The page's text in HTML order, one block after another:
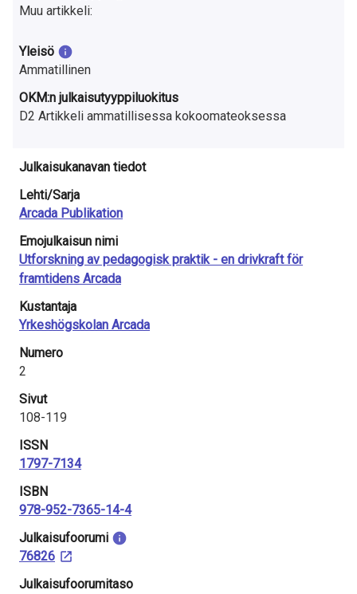
u
o
m
e
s
a
Muu artikkeli:
Yleisö
Ammatillinen
OKM:n julkaisutyyppiluokitus
D2 Artikkeli ammatillisessa kokoomateoksessa
Julkaisukanavan tiedot
Lehti/Sarja
Arcada Publikation
Emojulkaisun nimi
Utforskning av pedagogisk praktik - en drivkraft för
framtidens Arcada
Kustantaja
Yrkeshögskolan Arcada
Numero
2
Sivut
108-119
ISSN
1797-7134
ISBN
978-952-7365-14-4
Julkaisu­foorumi
76826
Julkaisufoorumitaso